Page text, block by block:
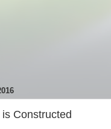
Constructed